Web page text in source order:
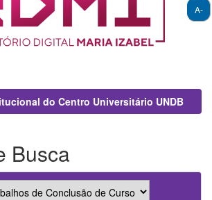
A-
do Centro Universitário UNDB
Busca